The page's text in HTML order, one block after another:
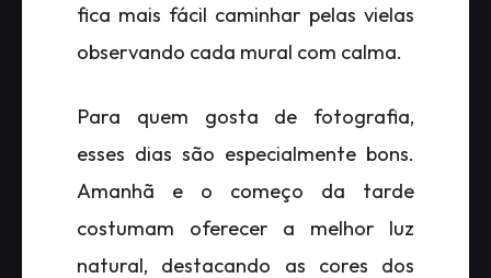
fica mais fácil caminhar pelas vielas
observando cada mural com calma.
Para quem gosta de fotografia,
esses dias são especialmente bons.
Amanhã e o começo da tarde
costumam oferecer a melhor luz
natural, destacando as cores dos